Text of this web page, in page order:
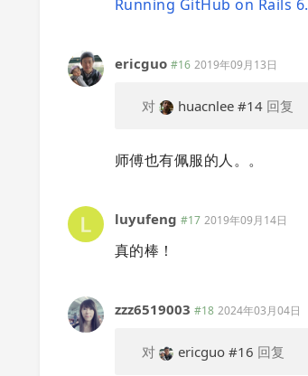
Running GitHub on Rails
ericguo #16 2019年09月13日
对 huacnlee #14 回复
师傅也有佩服的人。。
luyufeng #17 2019年09月14日
真的棒！
zzz6519003 #18 2024年03月04日
对 ericguo #16 回复